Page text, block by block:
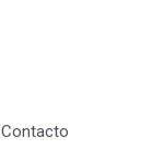
Contacto